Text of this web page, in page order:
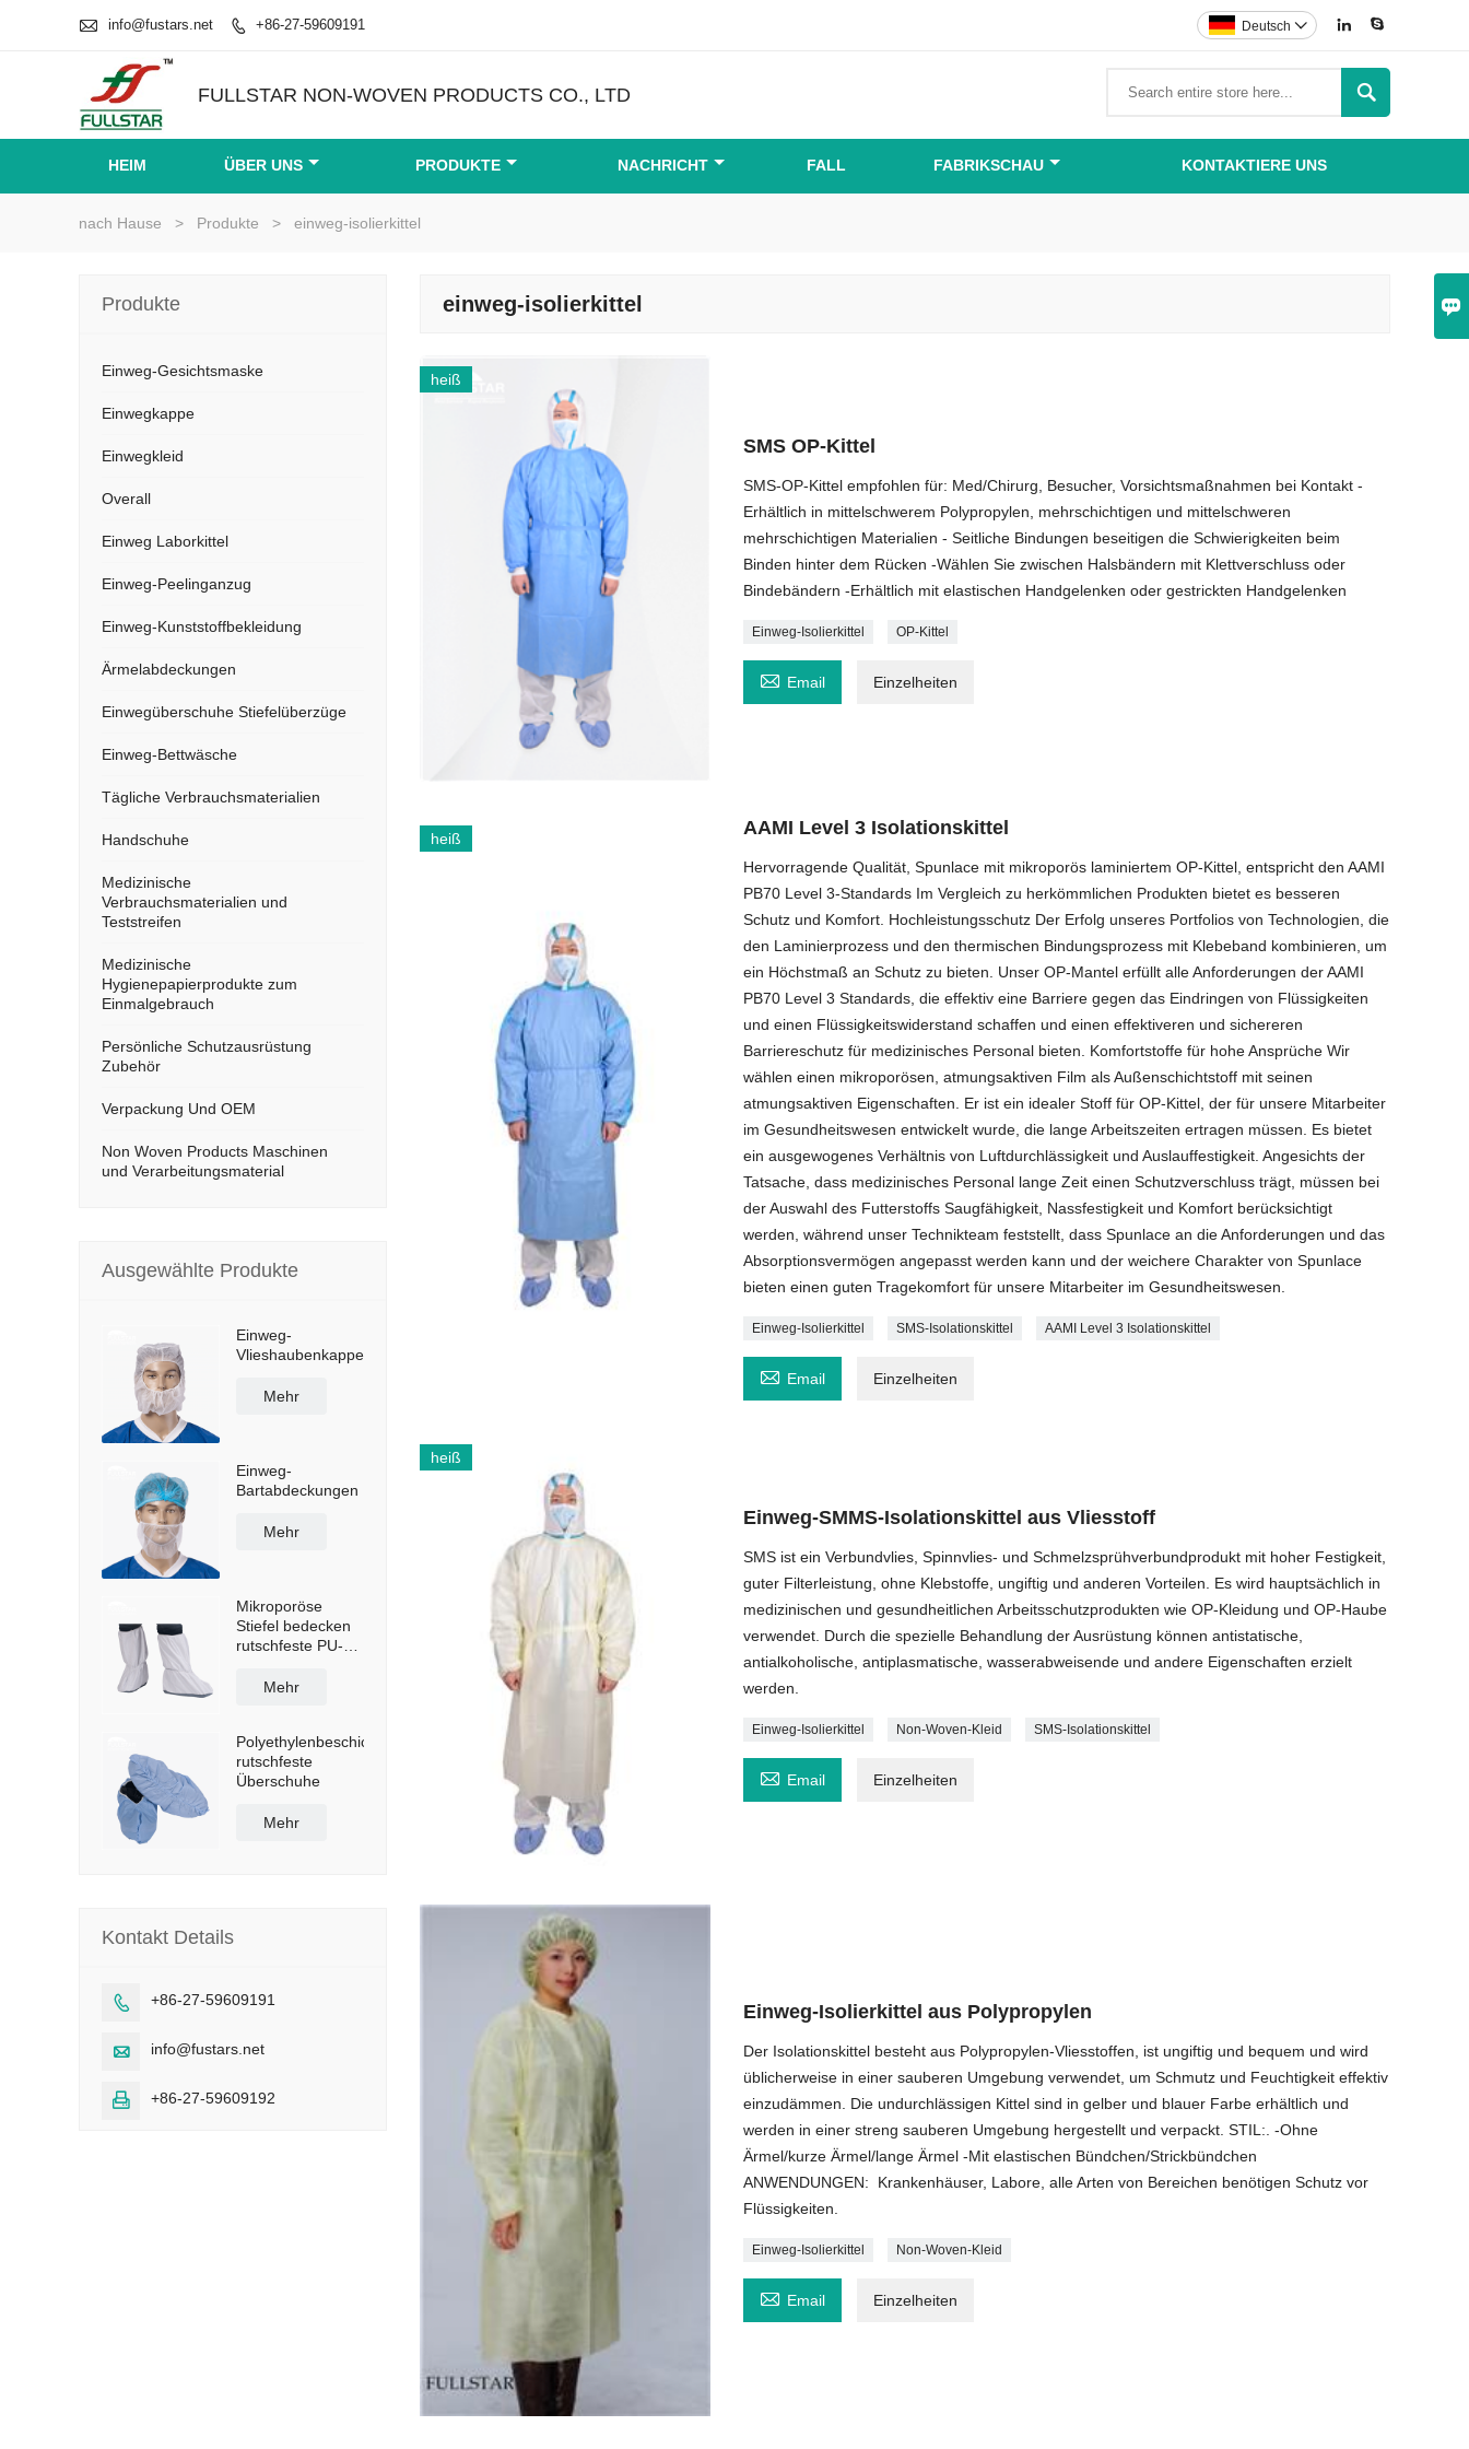

 info@fustars.net  +86-27-59609191  
Deutsch 
FULLSTAR NON-WOVEN PRODUCTS CO., LTD 
HEIM ÜBER UNS PRODUKTE NACHRICHT FALL FABRIKSCHAU KONTAKTIERE UNS
nach Hause > Produkte > einweg-isolierkittel
einweg-isolierkittel
heiß
SMS OP-Kittel
SMS-OP-Kittel empfohlen für: Med/Chirurg, Besucher, Vorsichtsmaßnahmen bei Kontakt -
Erhältlich in mittelschwerem Polypropylen, mehrschichtigen und mittelschweren
mehrschichtigen Materialien - Seitliche Bindungen beseitigen die Schwierigkeiten beim
Binden hinter dem Rücken -Wählen Sie zwischen Halsbändern mit Klettverschluss oder
Bindebändern -Erhältlich mit elastischen Handgelenken oder gestrickten Handgelenken
Einweg-Isolierkittel OP-Kittel
 Email Einzelheiten
heiß AAMI Level 3 Isolationskittel
Hervorragende Qualität, Spunlace mit mikroporös laminiertem OP-Kittel, entspricht den AAMI
PB70 Level 3-Standards Im Vergleich zu herkömmlichen Produkten bietet es besseren
Schutz und Komfort. Hochleistungsschutz Der Erfolg unseres Portfolios von Technologien, die
den Laminierprozess und den thermischen Bindungsprozess mit Klebeband kombinieren, um
ein Höchstmaß an Schutz zu bieten. Unser OP-Mantel erfüllt alle Anforderungen der AAMI
PB70 Level 3 Standards, die effektiv eine Barriere gegen das Eindringen von Flüssigkeiten
und einen Flüssigkeitswiderstand schaffen und einen effektiveren und sichereren
Barriereschutz für medizinisches Personal bieten. Komfortstoffe für hohe Ansprüche Wir
wählen einen mikroporösen, atmungsaktiven Film als Außenschichtstoff mit seinen
atmungsaktiven Eigenschaften. Er ist ein idealer Stoff für OP-Kittel, der für unsere Mitarbeiter
im Gesundheitswesen entwickelt wurde, die lange Arbeitszeiten ertragen müssen. Es bietet
ein ausgewogenes Verhältnis von Luftdurchlässigkeit und Auslauffestigkeit. Angesichts der
Tatsache, dass medizinisches Personal lange Zeit einen Schutzverschluss trägt, müssen bei
der Auswahl des Futterstoffs Saugfähigkeit, Nassfestigkeit und Komfort berücksichtigt
werden, während unser Technikteam feststellt, dass Spunlace an die Anforderungen und das
Absorptionsvermögen angepasst werden kann und der weichere Charakter von Spunlace
bieten einen guten Tragekomfort für unsere Mitarbeiter im Gesundheitswesen.
Einweg-Isolierkittel SMS-Isolationskittel AAMI Level 3 Isolationskittel
 Email Einzelheiten
heiß
Einweg-SMMS-Isolationskittel aus Vliesstoff
SMS ist ein Verbundvlies, Spinnvlies- und Schmelzsprühverbundprodukt mit hoher Festigkeit,
guter Filterleistung, ohne Klebstoffe, ungiftig und anderen Vorteilen. Es wird hauptsächlich in
medizinischen und gesundheitlichen Arbeitsschutzprodukten wie OP-Kleidung und OP-Haube
verwendet. Durch die spezielle Behandlung der Ausrüstung können antistatische,
antialkoholische, antiplasmatische, wasserabweisende und andere Eigenschaften erzielt
werden.
Einweg-Isolierkittel Non-Woven-Kleid SMS-Isolationskittel
 Email Einzelheiten
Einweg-Isolierkittel aus Polypropylen
Der Isolationskittel besteht aus Polypropylen-Vliesstoffen, ist ungiftig und bequem und wird
üblicherweise in einer sauberen Umgebung verwendet, um Schmutz und Feuchtigkeit effektiv
einzudämmen. Die undurchlässigen Kittel sind in gelber und blauer Farbe erhältlich und
werden in einer streng sauberen Umgebung hergestellt und verpackt. STIL:. -Ohne
Ärmel/kurze Ärmel/lange Ärmel -Mit elastischen Bündchen/Strickbündchen
ANWENDUNGEN: Krankenhäuser, Labore, alle Arten von Bereichen benötigen Schutz vor
Flüssigkeiten.
Einweg-Isolierkittel Non-Woven-Kleid
 Email Einzelheiten
Produkte
Einweg-Gesichtsmaske
Einwegkappe
Einwegkleid
Overall
Einweg Laborkittel
Einweg-Peelinganzug
Einweg-Kunststoffbekleidung
Ärmelabdeckungen
Einwegüberschuhe Stiefelüberzüge
Einweg-Bettwäsche
Tägliche Verbrauchsmaterialien
Handschuhe
Medizinische
Verbrauchsmaterialien und
Teststreifen
Medizinische
Hygienepapierprodukte zum
Einmalgebrauch
Persönliche Schutzausrüstung
Zubehör
Verpackung Und OEM
Non Woven Products Maschinen
und Verarbeitungsmaterial
Ausgewählte Produkte
Einweg-
Vlieshaubenkappe
Mehr
Einweg-
Bartabdeckungen
Mehr
Mikroporöse
Stiefel bedecken
rutschfeste PU-
Mehr
Polyethylenbeschichtete
rutschfeste
Überschuhe
Mehr
Kontakt Details
 +86-27-59609191
 info@fustars.net
 +86-27-59609192